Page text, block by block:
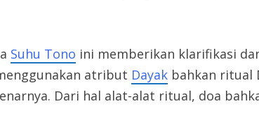
Suhu Tono ini memberikan klarifikasi
atribut Dayak bahkan ritual
Dari hal alat-alat ritual, doa